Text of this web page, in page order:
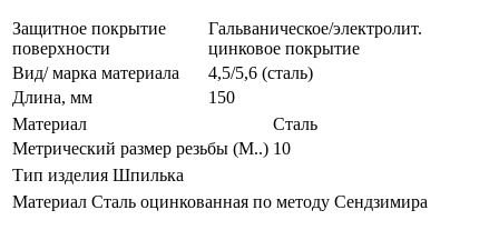
Защитное покрытие
поверхности
Гальваническое/электролит.
цинковое покрытие
Вид/ марка материала
4,5/5,6 (сталь)
Длина, мм
150
Материал
Сталь
Метрический размер резьбы (М..) 10
Тип изделия Шпилька
Материал Сталь оцинкованная по методу Сендзимира